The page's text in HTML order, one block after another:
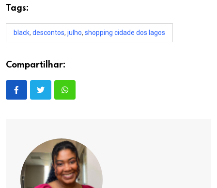
Tags:
black, descontos, julho, shopping cidade dos lagos
Compartilhar: